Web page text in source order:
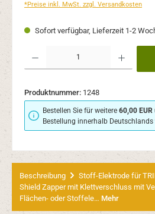
*Preise inkl. MwSt. zzgl. Versandkosten
Sofort verfügbar, Lieferzeit 1-2
Produkt Anzahl: Gib den gewünschten
Produktnummer: 1248
Bestellen Sie für weitere60,00 EUR
Bestellung innerhalb
Beschreibung
Stoff-Elektrode für
Shield Zapper mit Klettverschluss mit
Flächen- oder Stoffele… Mehr